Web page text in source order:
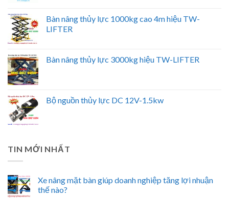
Bàn nâng thủy lực 1000kg cao 4m hiệu TW-
LIFTER
Bàn nâng thủy lực 3000kg hiệu TW-LIFTER
Bộ nguồn thủy lực DC 12V-1.5kw
TIN MỚI NHẤT
Xe nâng mặt bàn giúp doanh nghiệp tăng lợi nhuận
thế nào?